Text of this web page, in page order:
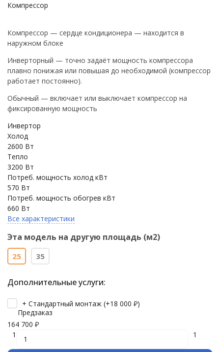
Компрессор
Компрессор — сердце кондиционера — находится в
наружном блоке
Инверторный — точно задаёт мощность компрессора
плавно понижая или повышая до необходимой (компрессор
работает постоянно).
Обычный — включает или выключает компрессор на
фиксированную мощность
Инвертор
Холод
2600 Вт
Тепло
3200 Вт
Потреб. мощность холод кВт
570 Вт
Потреб. мощность обогрев кВт
660 Вт
Все характеристики
Эта модель на другую площадь (м2)
25 35
Дополнительные услуги:
+ Стандартный монтаж (+18 000 ₽)
Предзаказ
164 700 ₽
1
1